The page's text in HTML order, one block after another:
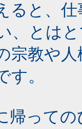
ると、
、とは
宗教や
す。
帰って